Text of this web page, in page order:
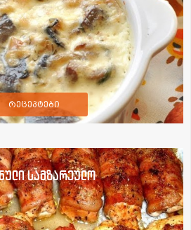
რეცეპტები
სამზარეულო